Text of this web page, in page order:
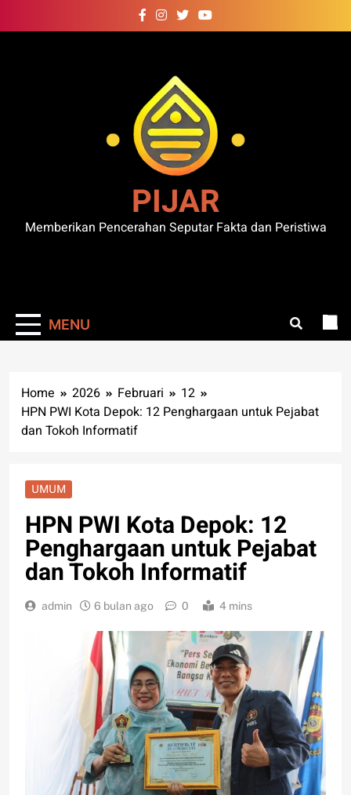
to
PIJAR
Memberikan Pencerahan Seputar Fakta dan Peristiwa
MENU
Home 2026 Februari
12
HPN PWI Kota Depok: 12 Penghargaan untuk Pejabat
dan Tokoh Informatif
UMUM
HPN PWI Kota Depok: 12
Penghargaan untuk Pejabat
dan Tokoh Informatif
admin 6 bulan ago 0 4 mins